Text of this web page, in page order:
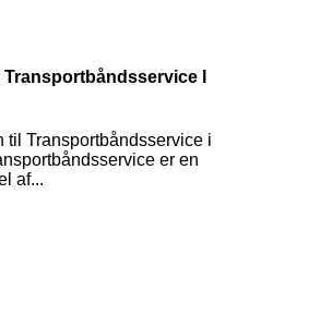
Transportbåndsservice I
til Transportbåndsservice i
er en
af...